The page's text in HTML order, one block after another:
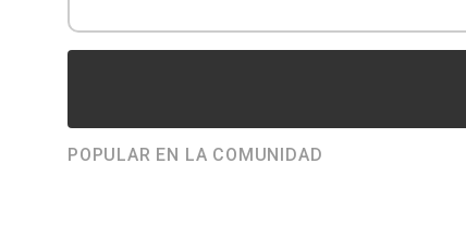
POPULAR EN LA COMUNIDAD